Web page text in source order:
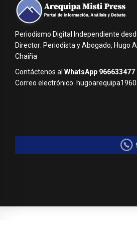
Periodismo Digital Independiente
Director: Periodista y Abogado, Hugo
Chaiña
Contáctenos al WhatsApp 966633477
Correo electrónico: